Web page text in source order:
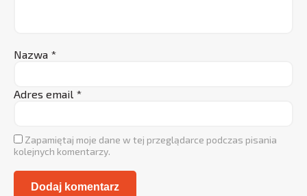
Nazwa *
Adres email *
Zapamiętaj moje dane w tej przeglądarce podczas pisania
kolejnych komentarzy.